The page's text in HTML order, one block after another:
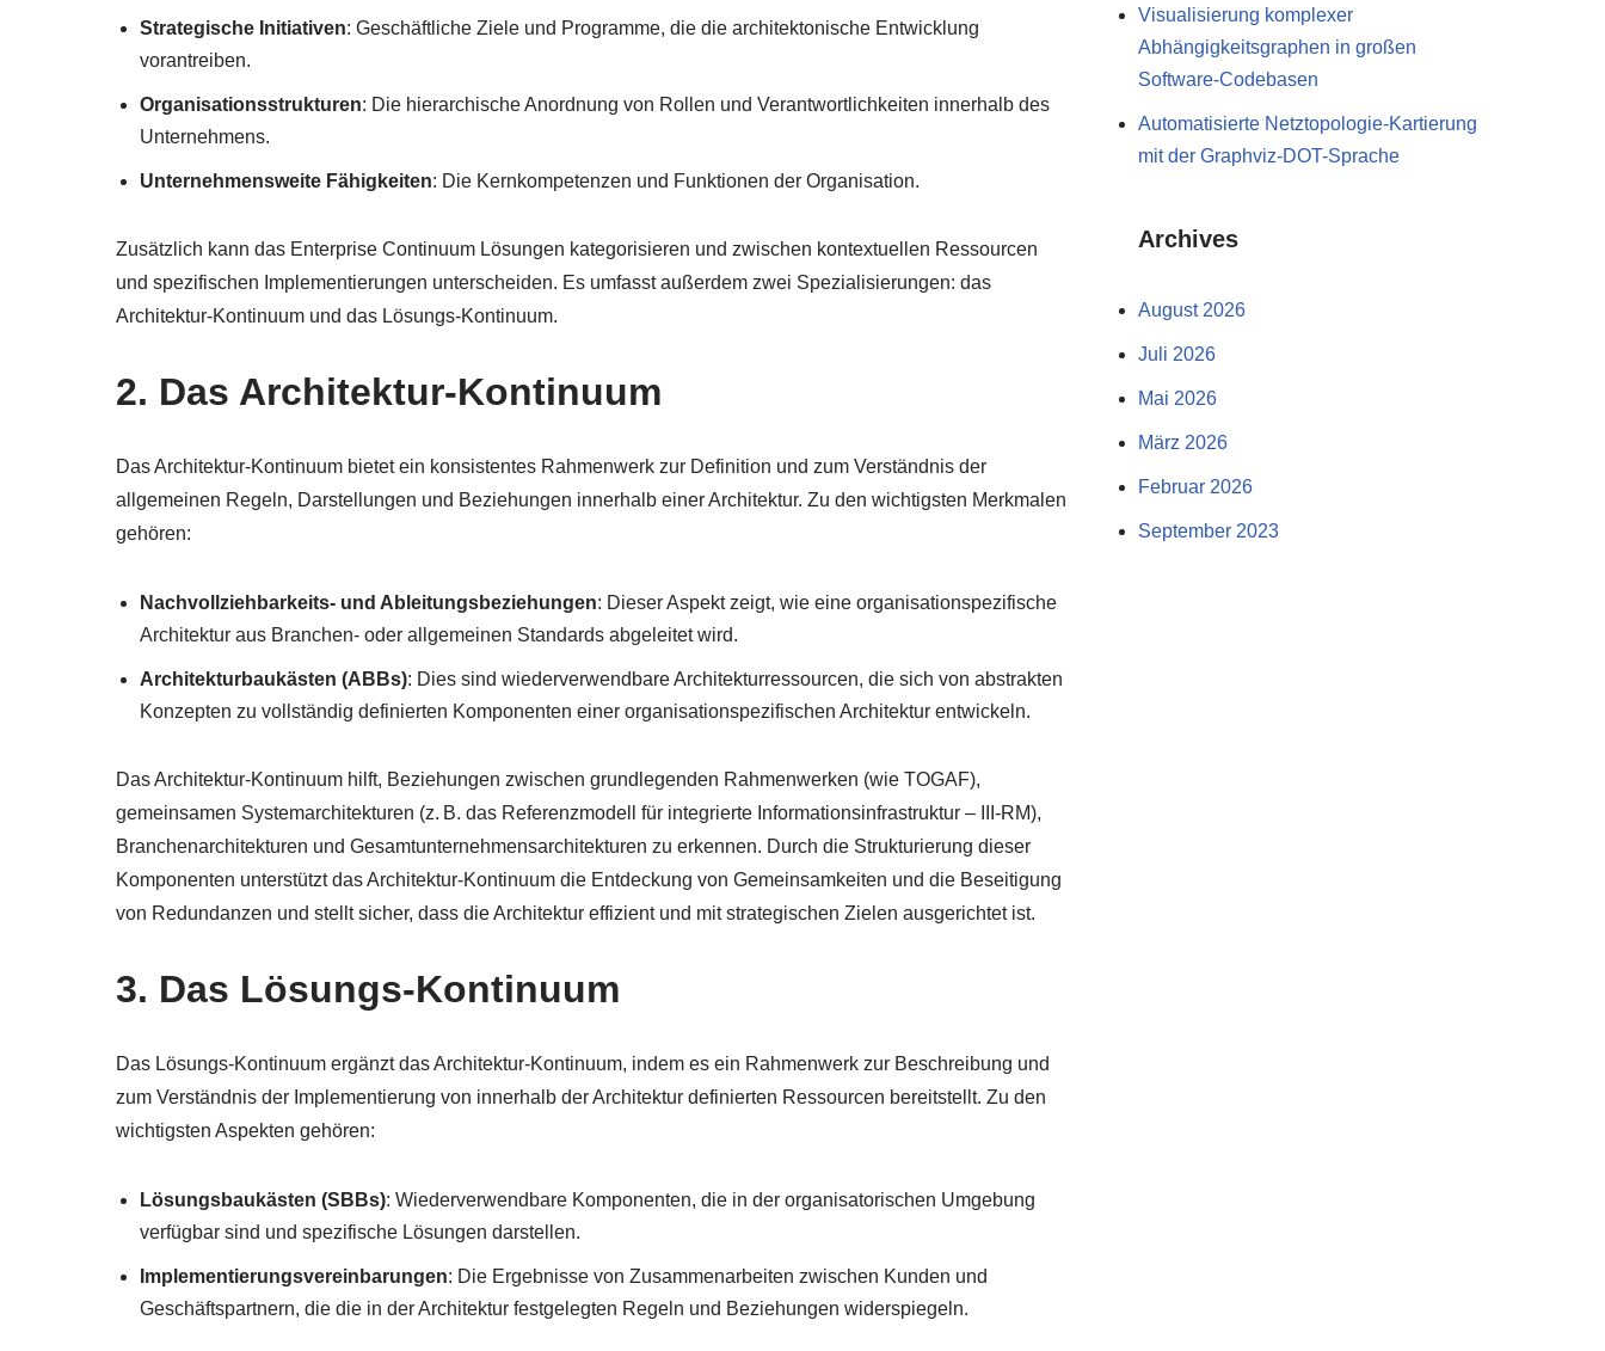
Strategische Initiativen: Geschäftliche Ziele und Programme, die die architektonische Entwicklung
vorantreiben.
Organisationsstrukturen: Die hierarchische Anordnung von Rollen und Verantwortlichkeiten innerhalb des
Unternehmens.
Unternehmensweite Fähigkeiten: Die Kernkompetenzen und Funktionen der Organisation.
Zusätzlich kann das Enterprise Continuum Lösungen kategorisieren und zwischen kontextuellen Ressourcen
und spezifischen Implementierungen unterscheiden. Es umfasst außerdem zwei Spezialisierungen: das
Architektur-Kontinuum und das Lösungs-Kontinuum.
2. Das Architektur-Kontinuum
Das Architektur-Kontinuum bietet ein konsistentes Rahmenwerk zur Definition und zum Verständnis der
allgemeinen Regeln, Darstellungen und Beziehungen innerhalb einer Architektur. Zu den wichtigsten Merkmalen
gehören:
Nachvollziehbarkeits- und Ableitungsbeziehungen: Dieser Aspekt zeigt, wie eine organisationspezifische
Architektur aus Branchen- oder allgemeinen Standards abgeleitet wird.
Architekturbaukästen (ABBs): Dies sind wiederverwendbare Architekturressourcen, die sich von abstrakten
Konzepten zu vollständig definierten Komponenten einer organisationspezifischen Architektur entwickeln.
Das Architektur-Kontinuum hilft, Beziehungen zwischen grundlegenden Rahmenwerken (wie TOGAF),
gemeinsamen Systemarchitekturen (z. B. das Referenzmodell für integrierte Informationsinfrastruktur – III-RM),
Branchenarchitekturen und Gesamtunternehmensarchitekturen zu erkennen. Durch die Strukturierung dieser
Komponenten unterstützt das Architektur-Kontinuum die Entdeckung von Gemeinsamkeiten und die Beseitigung
von Redundanzen und stellt sicher, dass die Architektur effizient und mit strategischen Zielen ausgerichtet ist.
3. Das Lösungs-Kontinuum
Das Lösungs-Kontinuum ergänzt das Architektur-Kontinuum, indem es ein Rahmenwerk zur Beschreibung und
zum Verständnis der Implementierung von innerhalb der Architektur definierten Ressourcen bereitstellt. Zu den
wichtigsten Aspekten gehören:
Lösungsbaukästen (SBBs): Wiederverwendbare Komponenten, die in der organisatorischen Umgebung
verfügbar sind und spezifische Lösungen darstellen.
Implementierungsvereinbarungen: Die Ergebnisse von Zusammenarbeiten zwischen Kunden und
Geschäftspartnern, die die in der Architektur festgelegten Regeln und Beziehungen widerspiegeln.
Visualisierung komplexer
Abhängigkeitsgraphen in großen
Software-Codebasen
Automatisierte Netztopologie-Kartierung
mit der Graphviz-DOT-Sprache
Archives
August 2026
Juli 2026
Mai 2026
März 2026
Februar 2026
September 2023